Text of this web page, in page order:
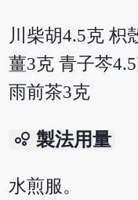
川柴胡4.5克 枳
薑3克 青子芩
雨前茶3克
bubble_chart 製法用量
水煎服。